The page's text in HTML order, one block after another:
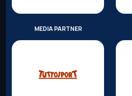
MEDIA PARTNER